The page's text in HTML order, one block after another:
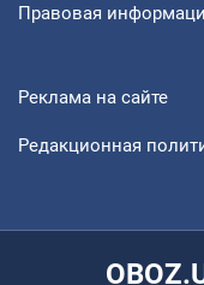
Правовая
Реклама на сайте
Редакционная